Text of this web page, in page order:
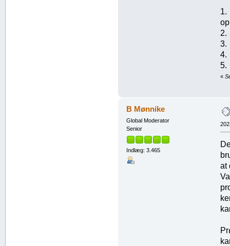
1.
2.
3.
4.
5.
«
B Mønnike
Global Moderator
Senior
Indlæg: 3.465
at